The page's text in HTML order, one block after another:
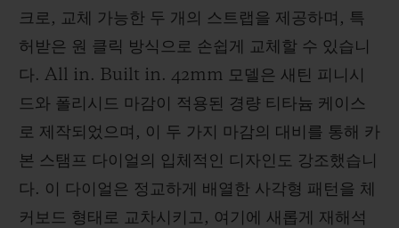
크로, 교체 가능한 두 개의 스트랩을 제공하며, 특
허받은 원 클릭 방식으로 손쉽게 교체할 수 있습니
다. All in. Built in. 42mm 모델은 새틴 피니시
드와 폴리시드 마감이 적용된 경량 티타늄 케이스
로 제작되었으며, 이 두 가지 마감의 대비를 통해 카
본 스탬프 다이얼의 입체적인 디자인도 강조했습니
다. 이 다이얼은 정교하게 배열한 사각형 패턴을 체
커보드 형태로 교차시키고, 여기에 새롭게 재해석